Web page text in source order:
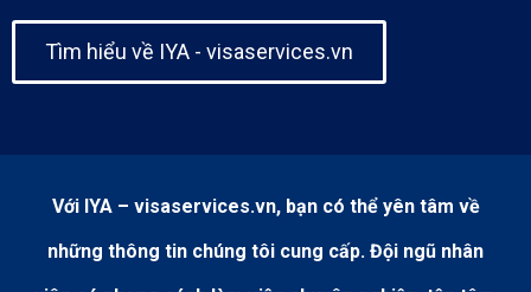
Tìm hiểu về IYA - visaservices.vn
Với IYA – visaservices.vn, bạn có thể yên tâm về
những thông tin chúng tôi cung cấp. Đội ngũ nhân